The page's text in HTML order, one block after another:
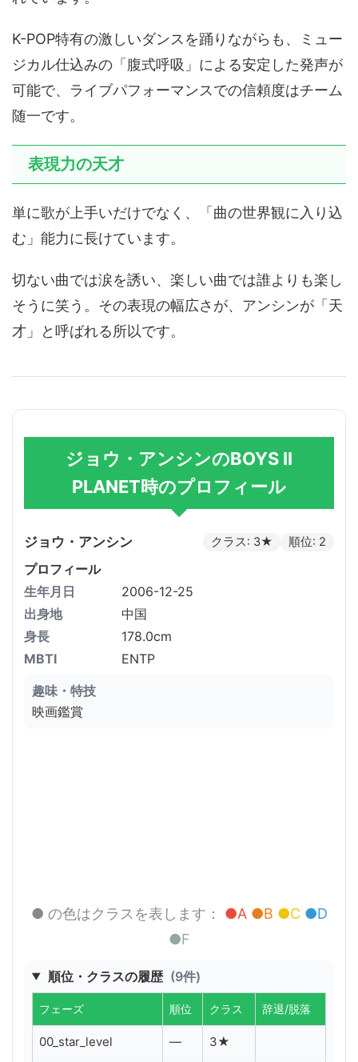
K-POP特有の激しいダンスを踊りながらも、ミュー
ジカル仕込みの「腹式呼吸」による安定した発声が
可能で、ライブパフォーマンスでの信頼度はチーム
随一です。
表現力の天才
単に歌が上手いだけでなく、「曲の世界観に入り込
む」能力に長けています。
切ない曲では涙を誘い、楽しい曲では誰よりも楽し
そうに笑う。その表現の幅広さが、アンシンが「天
才」と呼ばれる所以です。
ジョウ・アンシンのBOYS II
PLANET時のプロフィール
ジョウ・アンシン クラス: 3★ 順位: 2
プロフィール
生年月日
2006-12-25
出身地
中国
身長
178.0cm
MBTI
ENTP
趣味・特技
映画鑑賞
● の色はクラスを表します： ●A ●B ●C ●D
●F
順位・クラスの履歴 (9件)
フェーズ 順位 クラス 辞退/脱落
00_star_level — 3★